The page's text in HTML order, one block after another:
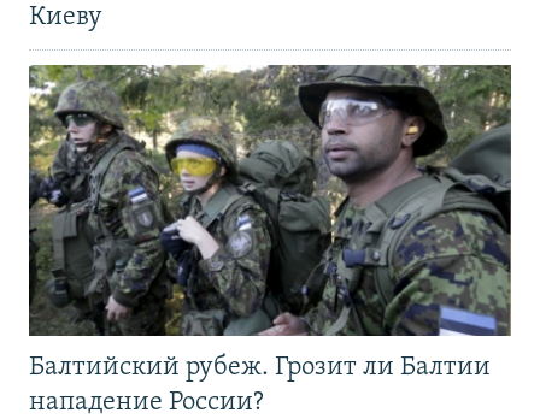
Киеву
Балтийский рубеж. Грозит ли Балтии
нападение России?